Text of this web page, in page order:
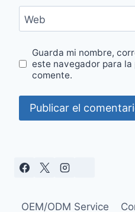
Web
Guarda mi nombre,
este navegador para la
comente.
OEM/ODM Service